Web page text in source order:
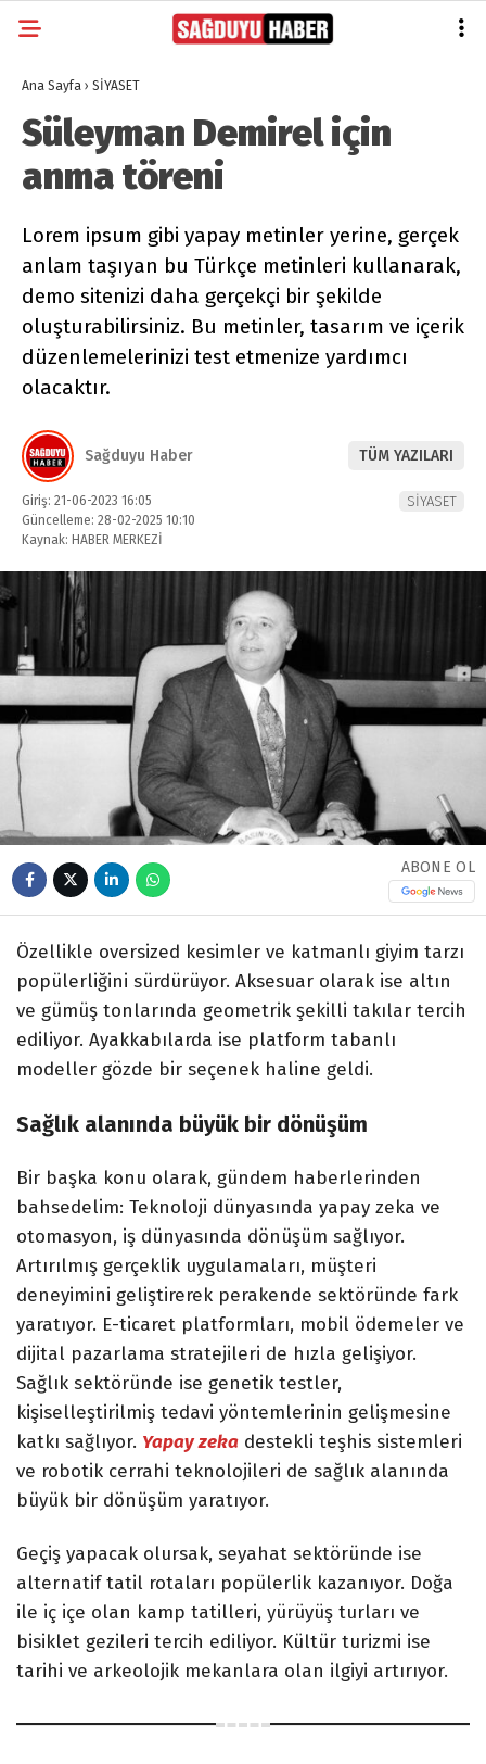
Ana Sayfa › SİYASET
Süleyman Demirel için
anma töreni
Lorem ipsum gibi yapay metinler yerine, gerçek
anlam taşıyan bu Türkçe metinleri kullanarak,
demo sitenizi daha gerçekçi bir şekilde
oluşturabilirsiniz. Bu metinler, tasarım ve içerik
düzenlemelerinizi test etmenize yardımcı
olacaktır.
Sağduyu Haber TÜM YAZILARI
Giriş: 21-06-2023 16:05
Güncelleme: 28-02-2025 10:10
Kaynak: HABER MERKEZİ
SİYASET
ABONE OL
Özellikle oversized kesimler ve katmanlı giyim tarzı
popülerliğini sürdürüyor. Aksesuar olarak ise altın
ve gümüş tonlarında geometrik şekilli takılar tercih
ediliyor. Ayakkabılarda ise platform tabanlı
modeller gözde bir seçenek haline geldi.
Sağlık alanında büyük bir dönüşüm
Bir başka konu olarak, gündem haberlerinden
bahsedelim: Teknoloji dünyasında yapay zeka ve
otomasyon, iş dünyasında dönüşüm sağlıyor.
Artırılmış gerçeklik uygulamaları, müşteri
deneyimini geliştirerek perakende sektöründe fark
yaratıyor. E-ticaret platformları, mobil ödemeler ve
dijital pazarlama stratejileri de hızla gelişiyor.
Sağlık sektöründe ise genetik testler,
kişiselleştirilmiş tedavi yöntemlerinin gelişmesine
katkı sağlıyor. Yapay zeka destekli teşhis sistemleri
ve robotik cerrahi teknolojileri de sağlık alanında
büyük bir dönüşüm yaratıyor.
Geçiş yapacak olursak, seyahat sektöründe ise
alternatif tatil rotaları popülerlik kazanıyor. Doğa
ile iç içe olan kamp tatilleri, yürüyüş turları ve
bisiklet gezileri tercih ediliyor. Kültür turizmi ise
tarihi ve arkeolojik mekanlara olan ilgiyi artırıyor.